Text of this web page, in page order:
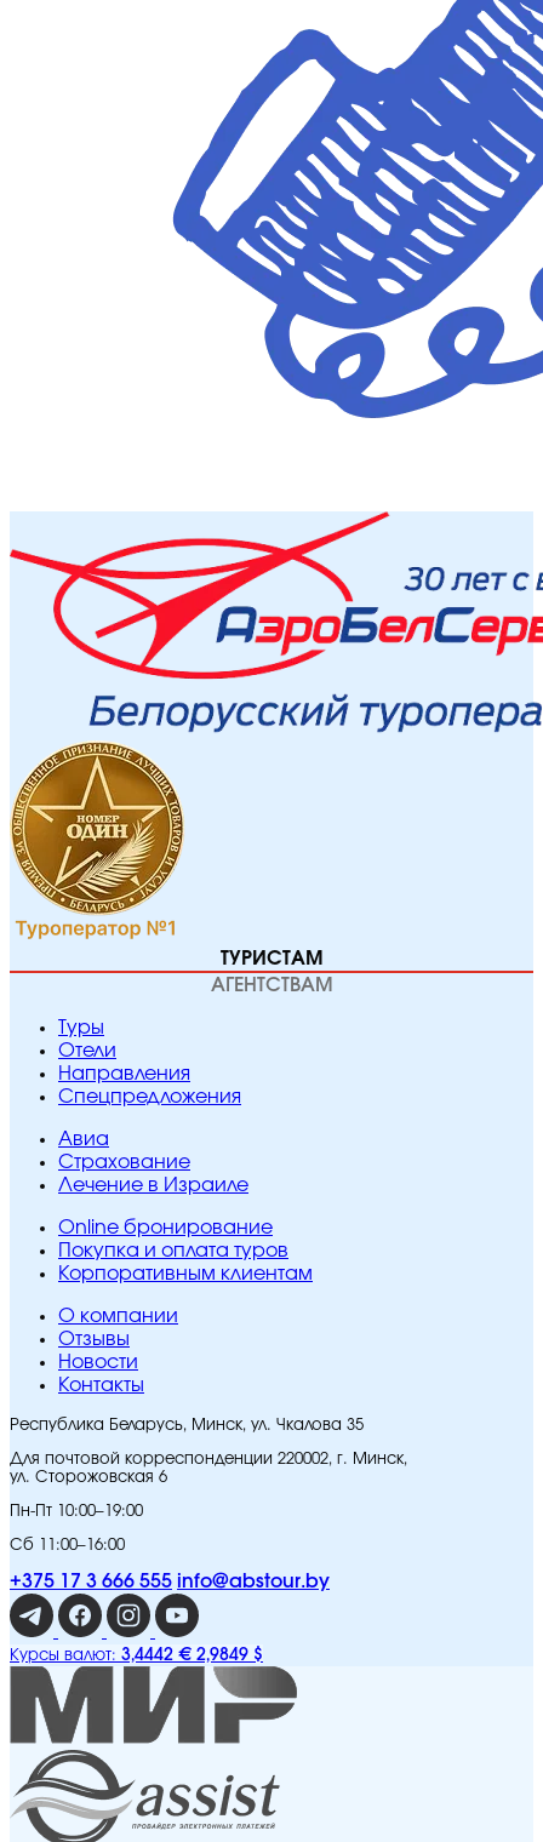
ТУРИСТАМ
АГЕНТСТВАМ
Туры
Отели
Направления
Спецпредложения
Авиа
Страхование
Лечение в Израиле
Online бронирование
Покупка и оплата туров
Корпоративным клиентам
O компании
Отзывы
Новости
Контакты
Республика Беларусь, Минск, ул. Чкалова 35
Для почтовой корреспонденции 220002, г. Минск,
ул. Сторожовская 6
Пн-Пт 10:00–19:00
Сб 11:00–16:00
+375 17 3 666 555 info@abstour.by
Курсы валют: 3,4442 € 2,9849 $